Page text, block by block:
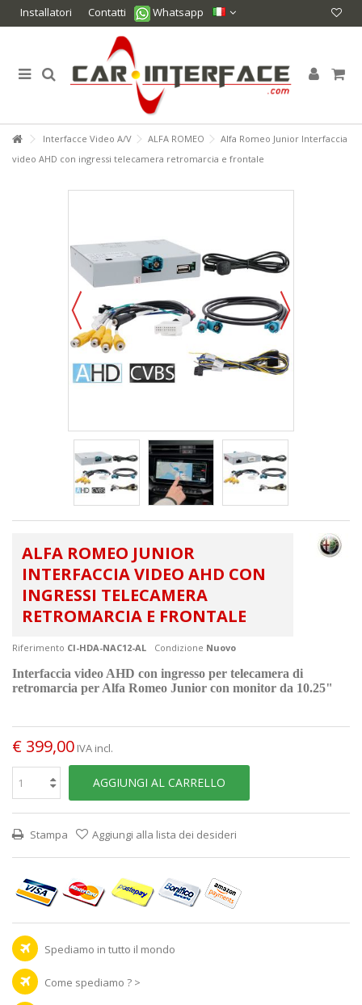
Installatori Contatti Whatsapp
Interfacce Video A/V ALFA ROMEO
Alfa Romeo Junior Interfaccia
video AHD con ingressi telecamera retromarcia e frontale
ALFA ROMEO JUNIOR
INTERFACCIA VIDEO AHD CON
INGRESSI TELECAMERA
RETROMARCIA E FRONTALE
Riferimento CI-HDA-NAC12-AL Condizione Nuovo
Interfaccia video AHD con ingresso per telecamera di
retromarcia per Alfa Romeo Junior con monitor da 10.25"
€ 399,00 IVA incl.
AGGIUNGI AL CARRELLO
Stampa Aggiungi alla lista dei desideri
Spediamo in tutto il mondo
Come spediamo ? >